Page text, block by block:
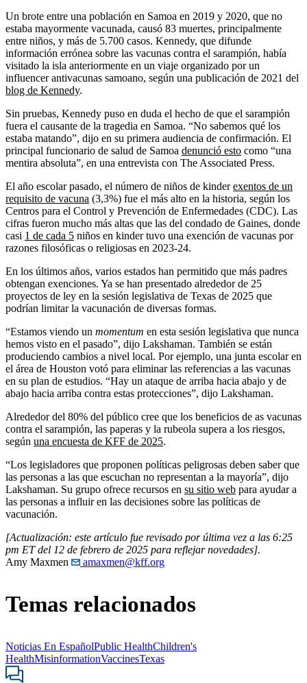
Un brote entre una población en Samoa en 2019 y 2020, que no
estaba mayormente vacunada, causó 83 muertes, principalmente
entre niños, y más de 5.700 casos. Kennedy, que difunde
información errónea sobre las vacunas contra el sarampión, había
visitado la isla anteriormente en un viaje organizado por un
influencer antivacunas samoano, según una publicación de 2021 del
blog de Kennedy.
Sin pruebas, Kennedy puso en duda el hecho de que el sarampión
fuera el causante de la tragedia en Samoa. “No sabemos qué los
estaba matando”, dijo en su primera audiencia de confirmación. El
principal funcionario de salud de Samoa denunció esto como “una
mentira absoluta”, en una entrevista con The Associated Press.
El año escolar pasado, el número de niños de kinderexentos de un
requisito de vacuna (3,3%) fue el más alto en la historia, según los
Centros para el Control y Prevención de Enfermedades (CDC). Las
cifras fueron mucho más altas que las del condado de Gaines, donde
casi 1 de cada 5 niños en kinder tuvo una exención de vacunas por
razones filosóficas o religiosas en 2023-24.
En los últimos años, varios estados han permitido que más padres
obtengan exenciones. Ya se han presentado alrededor de 25
proyectos de ley en la sesión legislativa de Texas de 2025 que
podrían limitar la vacunación de diversas formas.
“Estamos viendo un momentum en esta sesión legislativa que nunca
hemos visto en el pasado”, dijo Lakshaman. También se están
produciendo cambios a nivel local. Por ejemplo, una junta escolar en
el área de Houston votó para eliminar las referencias a las vacunas
en su plan de estudios. “Hay un ataque de arriba hacia abajo y de
abajo hacia arriba contra estas protecciones”, dijo Lakshaman.
Alrededor del 80% del público cree que los beneficios de as vacunas
contra el sarampión, las paperas y la rubeola supera a los riesgos,
según una encuesta de KFF de 2025.
“Los legisladores que proponen políticas peligrosas deben saber que
las personas a las que escuchan no representan a la mayoría”, dijo
Lakshaman. Su grupo ofrece recursos en su sitio web para ayudar a
las personas a influir en las decisiones sobre las políticas de
vacunación.
[Actualización: este artículo fue revisado por última vez a las 6:25
pm ET del 12 de febrero de 2025 para reflejar novedades].
Amy Maxmen
amaxmen@kff.org
Temas relacionados
Noticias En EspañolPublic HealthChildren's
HealthMisinformationVaccinesTexas